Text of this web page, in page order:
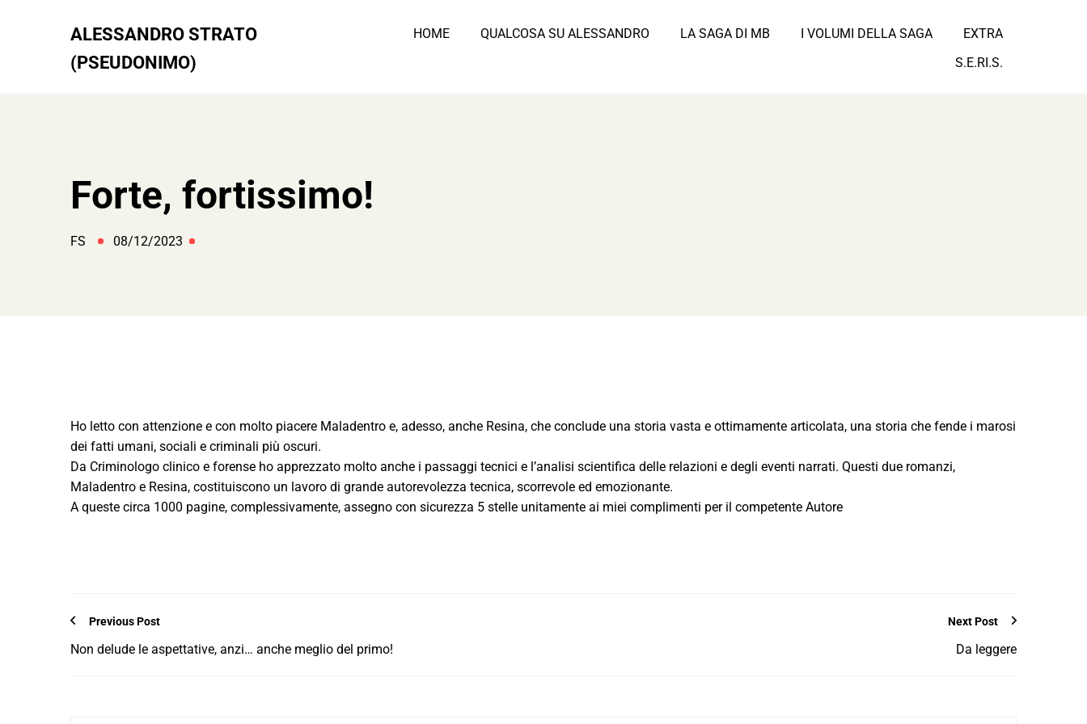
ALESSANDRO STRATO
(PSEUDONIMO)
HOME QUALCOSA SU ALESSANDRO LA SAGA DI MB I VOLUMI DELLA SAGA
EXTRA
S.E.RI.S.
Forte, fortissimo!
FS 08/12/2023
Ho letto con attenzione e con molto piacere Maladentro e, adesso, anche Resina, che conclude una storia vasta e ottimamente articolata, una storia che fende i marosi
dei fatti umani, sociali e criminali più oscuri.
Da Criminologo clinico e forense ho apprezzato molto anche i passaggi tecnici e l’analisi scientifica delle relazioni e degli eventi narrati. Questi due romanzi,
Maladentro e Resina, costituiscono un lavoro di grande autorevolezza tecnica, scorrevole ed emozionante.
A queste circa 1000 pagine, complessivamente, assegno con sicurezza 5 stelle unitamente ai miei complimenti per il competente Autore
Previous Post
Non delude le aspettative, anzi… anche meglio del primo!
Next Post
Da leggere